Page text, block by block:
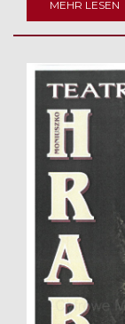
MEHR LESEN